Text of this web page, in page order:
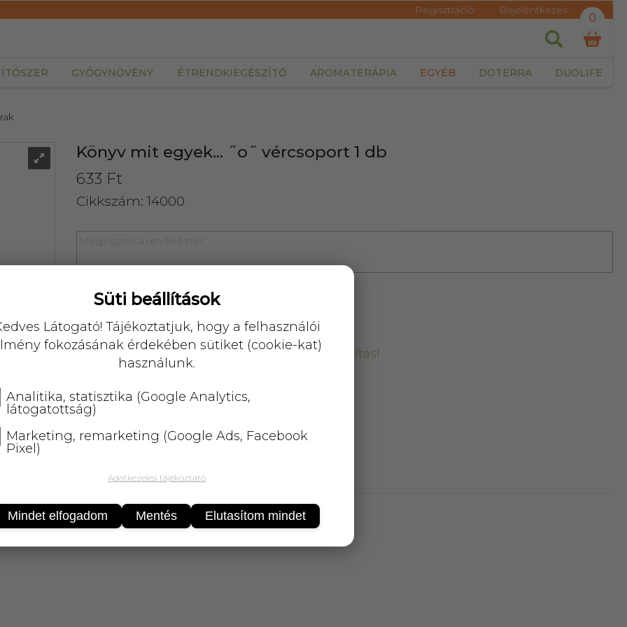
Regisztráció Bejelentkezés
0
GYÓGYNÖVÉNY ÉTRENDKIEGÉSZÍTŐ AROMATERÁPIA EGYÉB DOTERRA DUOLIFE
Könyv mit egyek... ˝o˝ vércsoport 1 db
633 Ft
Cikkszám: 14000
25 000 Ftfelett5 kg-igingyenes kiszállítás!
Süti beállítások
Látogató! Tájékoztatjuk, hogy a felhasználói
fokozásának érdekében sütiket (cookie-kat)
használunk.
Analitika, statisztika (Google Analytics,
látogatottság)
Marketing, remarketing (Google Ads, Facebook
Pixel)
Adatkezelési tájékoztató
Mindet elfogadom Mentés Elutasítom mindet